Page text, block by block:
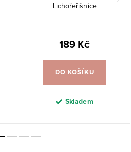
Lichořeřišnice
189 Kč
DO KOŠÍKU
Skladem